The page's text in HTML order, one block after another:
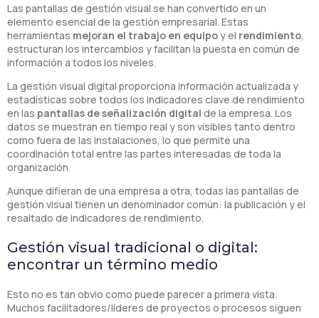
Las pantallas de gestión visual se han convertido en un
elemento esencial de la gestión empresarial. Estas
herramientas mejoran el trabajo en equipo y el rendimiento,
estructuran los intercambios y facilitan la puesta en común de
información a todos los niveles.
La gestión visual digital proporciona información actualizada y
estadísticas sobre todos los indicadores clave de rendimiento
en las pantallas de señalización digital de la empresa. Los
datos se muestran en tiempo real y son visibles tanto dentro
como fuera de las instalaciones, lo que permite una
coordinación total entre las partes interesadas de toda la
organización.
Aunque difieran de una empresa a otra, todas las pantallas de
gestión visual tienen un denominador común: la publicación y el
resaltado de indicadores de rendimiento.
Gestión visual tradicional o digital:
encontrar un término medio
Esto no es tan obvio como puede parecer a primera vista.
Muchos facilitadores/líderes de proyectos o procesos siguen